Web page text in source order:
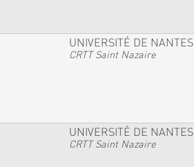
UNIVERSITÉ DE NANTES
CRTT Saint Nazaire
UNIVERSITÉ DE NANTES
CRTT Saint Nazaire